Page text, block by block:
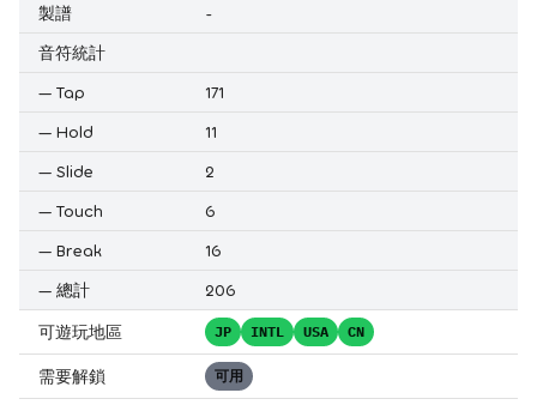
製譜
-
音符統計
— Tap
171
— Hold
11
— Slide
2
— Touch
6
— Break
16
— 總計 206
可遊玩地區 JP INTL USA CN
需要解鎖 可用